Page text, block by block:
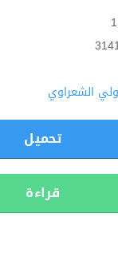
الشعراوي
تحميل
قراءة